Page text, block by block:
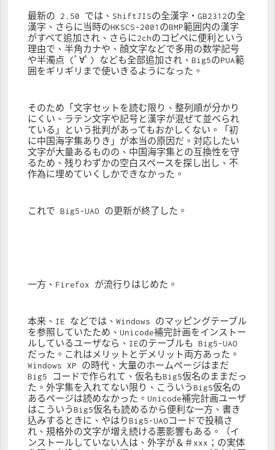
最新の 2.50 では、ShiftJISの全漢字・GB2312の全
漢字、さらに当時のHKSCS-2001のBMP範囲内の漢字
がすべて追加され、さらに2chのコピペに便利という
理由で、半角カナや、顔文字などで多用の数学記号
や半濁点 (ﾟ∀ﾟ) なども全部追加され、Big5のPUA範
囲をギリギリまで使いきるようになった。
そのため「文字セットを読む限り、整列順が分かり
にくい、ラテン文字や記号と漢字が混ぜて並べられ
ている」という批判があってもおかしくない。「初
に中国海字集ありき」が本当の原因だ。対応したい
文字が大量あるものの、中国海字集との互換性を守
るため、残りわずかの空白スペースを探し出し、不
作為に埋めていくしかできなかった。
これで Big5-UAO の更新が終了した。
一方、Firefox が流行りはじめた。
本来、IE などでは、Windows のマッピングテーブル
を参照していたため、Unicode補完計画をインストー
ルしているユーザなら、IEのテーブルも Big5-UAO
だった。これはメリットとデメリット両方あった。
Windows XP の時代、大量のホームページはまだ
Big5 コードで作られて、仮名もBig5仮名のままだっ
た。外字集を入れてない限り、こういうBig5仮名の
あるページは読めなかった。Unicode補完計画ユーザ
はこういうBig5仮名も読めるから便利な一方、書き
込みするときに、やはりBig5-UAOコードで投稿さ
れ、規格外の文字が増え続ける悪影響もある。（イ
ンストールしていない人は、外字が＆＃xxx；の実体